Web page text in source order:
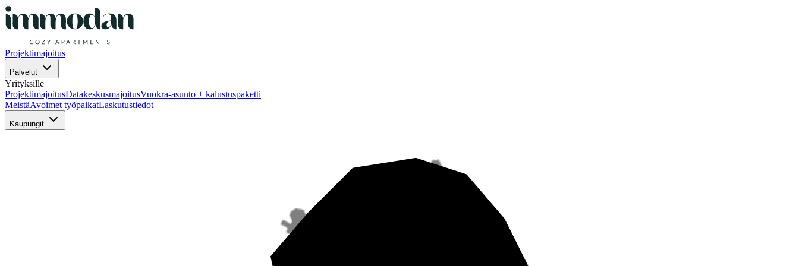
Projektimajoitus
Palvelut
Yrityksille
ProjektimajoitusDatakeskusmajoitusVuokra-asunto + kalustuspaketti
MeistäAvoimet työpaikatLaskutustiedot
Kaupungit